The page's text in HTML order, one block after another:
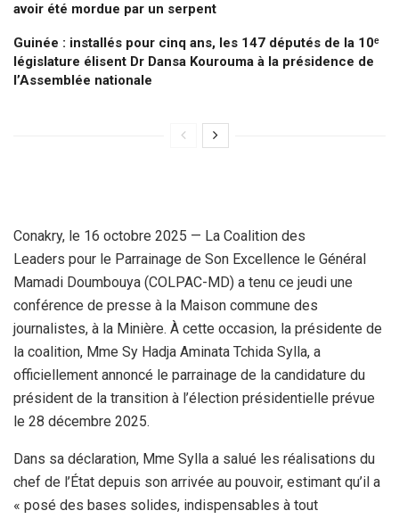
avoir été mordue par un serpent
Guinée : installés pour cinq ans, les 147 députés de la 10ᵉ
législature élisent Dr Dansa Kourouma à la présidence de
l’Assemblée nationale
Conakry, le 16 octobre 2025 — La Coalition des
Leaders pour le Parrainage de Son Excellence le Général
Mamadi Doumbouya (COLPAC-MD) a tenu ce jeudi une
conférence de presse à la Maison commune des
journalistes, à la Minière. À cette occasion, la présidente de
la coalition, Mme Sy Hadja Aminata Tchida Sylla, a
officiellement annoncé le parrainage de la candidature du
président de la transition à l’élection présidentielle prévue
le 28 décembre 2025.
Dans sa déclaration, Mme Sylla a salué les réalisations du
chef de l’État depuis son arrivée au pouvoir, estimant qu’il a
« posé des bases solides, indispensables à tout